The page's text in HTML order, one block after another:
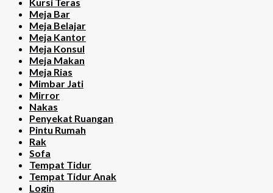
Meja Bar
Meja Belajar
Meja Kantor
Meja Konsul
Meja Makan
Meja Rias
Mimbar Jati
Mirror
Nakas
Penyekat Ruangan
Pintu Rumah
Rak
Sofa
Tempat Tidur
Tempat Tidur Anak
Login